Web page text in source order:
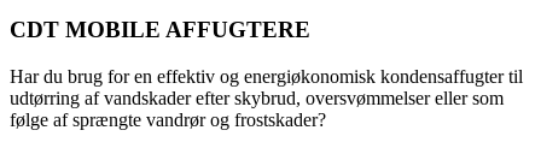
CDT MOBILE AFFUGTERE
Har du brug for en effektiv og energiøkonomisk kondensaffugter til
udtørring af vandskader efter skybrud, oversvømmelser eller som
følge af sprængte vandrør og frostskader?